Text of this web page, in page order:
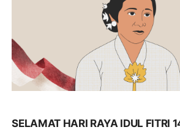
SELAMAT HARI RAYA IDUL FITRI